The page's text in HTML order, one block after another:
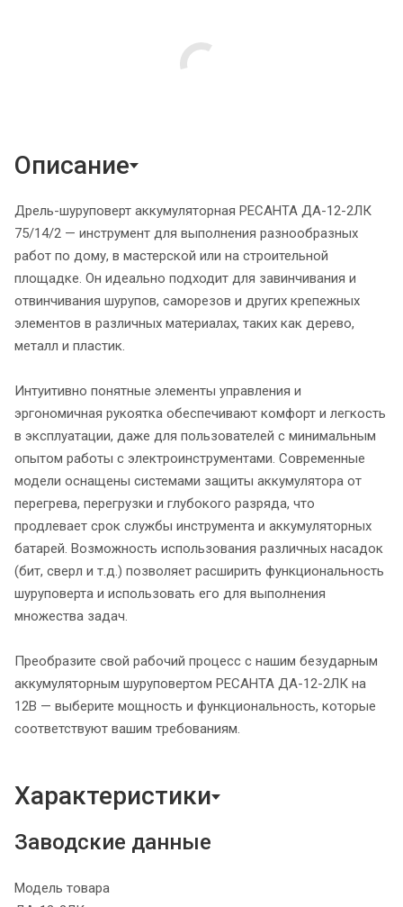
Описание
Дрель-шуруповерт аккумуляторная РЕСАНТА ДА-12-2ЛК
75/14/2 — инструмент для выполнения разнообразных
работ по дому, в мастерской или на строительной
площадке. Он идеально подходит для завинчивания и
отвинчивания шурупов, саморезов и других крепежных
элементов в различных материалах, таких как дерево,
металл и пластик.
Интуитивно понятные элементы управления и
эргономичная рукоятка обеспечивают комфорт и легкость
в эксплуатации, даже для пользователей с минимальным
опытом работы с электроинструментами. Современные
модели оснащены системами защиты аккумулятора от
перегрева, перегрузки и глубокого разряда, что
продлевает срок службы инструмента и аккумуляторных
батарей. Возможность использования различных насадок
(бит, сверл и т.д.) позволяет расширить функциональность
шуруповерта и использовать его для выполнения
множества задач.
Преобразите свой рабочий процесс с нашим безударным
аккумуляторным шуруповертом РЕСАНТА ДА-12-2ЛК на
12В — выберите мощность и функциональность, которые
соответствуют вашим требованиям.
Характеристики
Заводские данные
Модель товара